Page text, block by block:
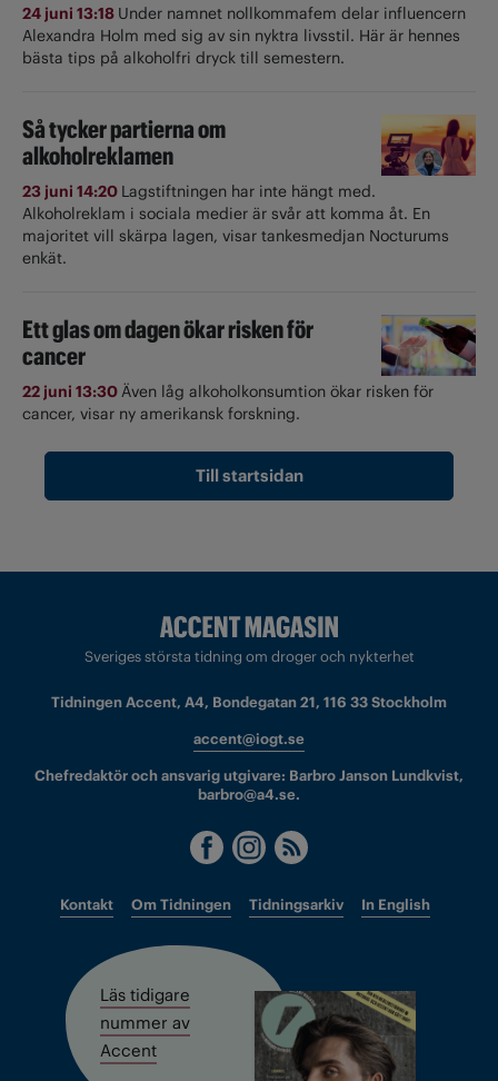
24 juni 13:18 Under namnet nollkommafem delar influencern
Alexandra Holm med sig av sin nyktra livsstil. Här är hennes
bästa tips på alkoholfri dryck till semestern.
Så tycker partierna om
alkoholreklamen
23 juni 14:20 Lagstiftningen har inte hängt med.
Alkoholreklam i sociala medier är svår att komma åt. En
majoritet vill skärpa lagen, visar tankesmedjan Nocturums
enkät.
Ett glas om dagen ökar risken för
cancer
22 juni 13:30Även låg alkoholkonsumtion ökar risken för
cancer, visar ny amerikansk forskning.
Till startsidan
Sveriges största tidning om droger och nykterhet
Tidningen Accent, A4, Bondegatan 21, 116 33 Stockholm
accent@iogt.se
Chefredaktör och ansvarig utgivare: Barbro Janson Lundkvist,
barbro@a4.se.
Kontakt Om Tidningen Tidningsarkiv In English
Läs tidigare
nummer av
Accent